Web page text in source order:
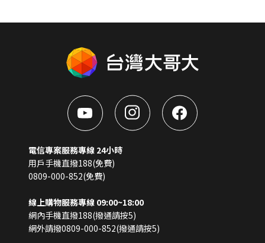
電信專案服務專線 24小時
用戶手機直撥188(免費)
0809-000-852(免費)
線上購物服務專線 09:00~18:00
網內手機直撥188(撥通請按5)
網外請撥0809-000-852(撥通請按5)